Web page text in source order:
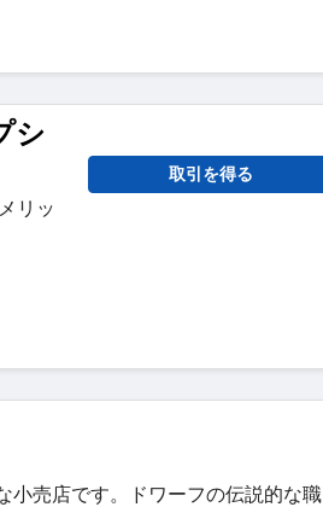
シ
リッ
取引を得る
小売店です。ドワーフの伝説的な職